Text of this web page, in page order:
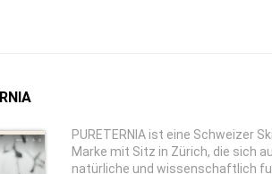
PURETERNIA ist eine Schweizer
Marke mit Sitz in Zürich, die sich
natürliche und wissenschaftlich